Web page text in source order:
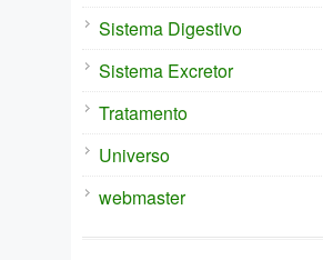
Sistema Digestivo
Sistema Excretor
Tratamento
Universo
webmaster